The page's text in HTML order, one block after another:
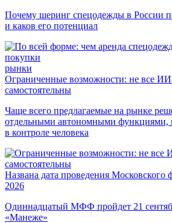
Почему шеринг спецодежды в России
и каков его потенциал
рынки
Ограниченные возможности: не все
самостоятельны
Чаще всего предлагаемые на рынке
отдельными автономными функциями,
в контроле человека
Названа дата проведения
2026
Одиннадцатый МФФ пройдет 21
«Манеже»